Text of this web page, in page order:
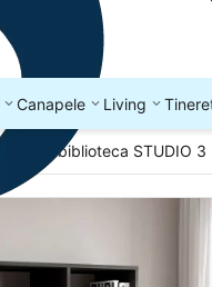
Canapele Living
Birou cu biblioteca STUDIO 3